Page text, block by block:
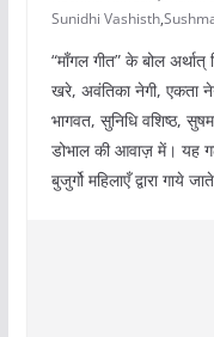
Sunidhi Vashisth,
“माँगल गीत” के बोल
खरे, अवंतिका नेगी, एकता
भागवत, सुनिधि वशिष्ठ,
डोभाल की आवाज़ में। यह
बुजुर्गो महिलाएँ द्वारा गाये